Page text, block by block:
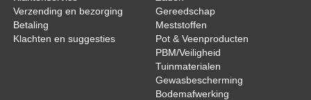
Verzending en bezorging
Betaling
Klachten en suggesties
Gereedschap
Meststoffen
Pot & Veenproducten
PBM/Veiligheid
Tuinmaterialen
Gewasbescherming
Bodemafwerking